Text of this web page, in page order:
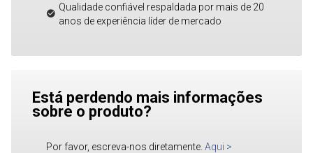
Qualidade confiável respaldada por mais de 20
anos de experiência líder de mercado
Está perdendo mais informações
sobre o produto?
Por favor, escreva-nos diretamente. Aqui >